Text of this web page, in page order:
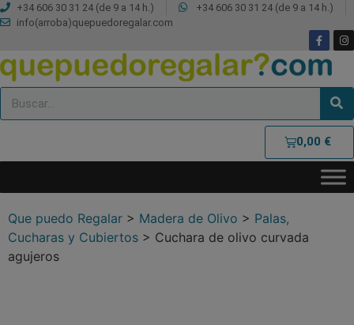
+34 606 30 31 24 (de 9 a 14 h.)
+34 606 30 31 24 (de 9 a 14 h.)
info(arroba)quepuedoregalar.com
0,00 €
Que puedo Regalar > Madera de Olivo > Palas,
Cucharas y Cubiertos > Cuchara de olivo curvada
agujeros